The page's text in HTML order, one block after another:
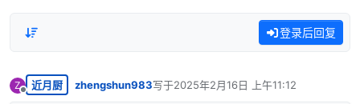
登录后回复
Z
离线
近月厨 zhengshun983写于2025年2月16日 上午11:12
最后由 编辑